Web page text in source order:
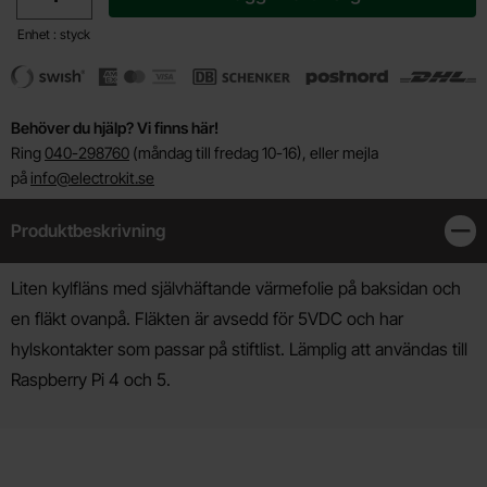
Enhet : styck
Behöver du hjälp? Vi finns här!
Ring 040-298760 (måndag till fredag 10-16), eller mejla
på info@electrokit.se
Produktbeskrivning
Produktbeskrivning
Liten kylfläns med självhäftande värmefolie på baksidan och
en fläkt ovanpå. Fläkten är avsedd för 5VDC och har
hylskontakter som passar på stiftlist. Lämplig att användas till
Raspberry Pi 4 och 5.